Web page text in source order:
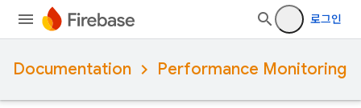
로그인
Documentation Performance Monitoring